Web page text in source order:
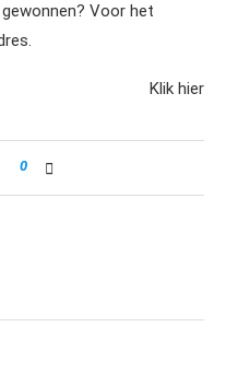
Voor het
Klik hier
0